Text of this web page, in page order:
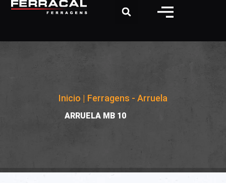
Inicio |Ferragens - Arruela
ARRUELA MB 10